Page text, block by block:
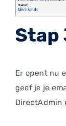
Stap
Er opent nu
geef je je
DirectAdmin